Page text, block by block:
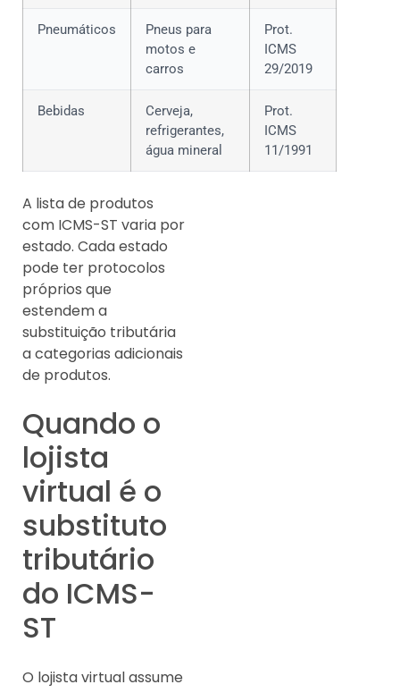
Pneumáticos
Pneus para
motos e
carros
Prot.
ICMS
29/2019
Bebidas
Cerveja,
refrigerantes,
água mineral
Prot.
ICMS
11/1991
A lista de produtos
com ICMS-ST varia por
estado. Cada estado
pode ter protocolos
próprios que
estendem a
substituição tributária
a categorias adicionais
de produtos.
Quando o
lojista
virtual é o
substituto
tributário
do ICMS-
ST
O lojista virtual assume